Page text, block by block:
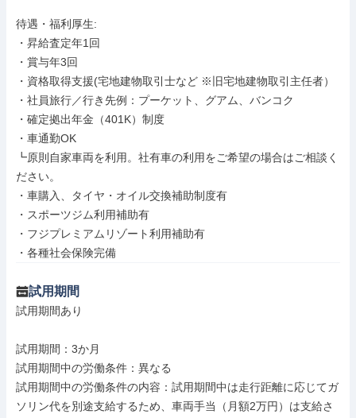
待遇・福利厚生:
・昇給査定年1回
・賞与年3回
・資格取得支援(宅地建物取引士など ※旧宅地建物取引主任者）
・社員旅行／行き先例：プーケット、グアム、バンコク
・確定拠出年金（401K）制度
・車通勤OK
┗原則自家車両を利用。社有車の利用をご希望の場合はご相談く
ださい。
・車購入、タイヤ・オイル交換補助制度有
・スポーツジム利用補助有
・フジプレミアムリゾート利用補助有
・各種社会保険完備
試用期間
試用期間あり
試用期間：3か月
試用期間中の労働条件：異なる
試用期間中の労働条件の内容：試用期間中は走行距離に応じてガ
ソリン代を別途支給するため、車両手当（月額2万円）は支給さ